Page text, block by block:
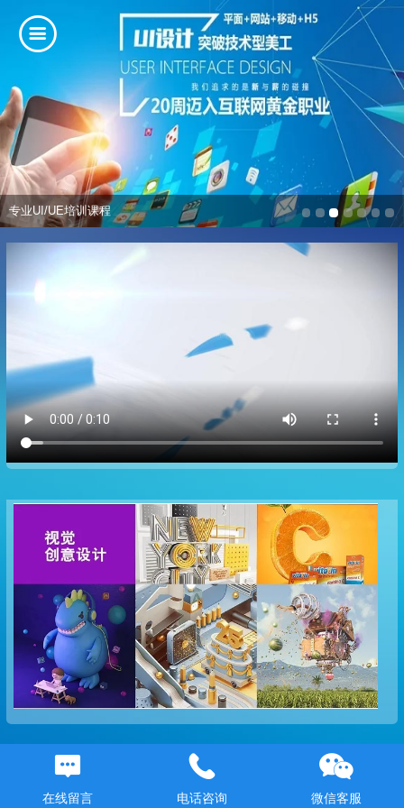
专业UI/UE培训课程
哈尔滨亿美教育专业培训 全部配备iMac
苹果电脑学习更专业的UI设计
下设哈尔滨室内设计培训课程，哈尔滨平面设计培训课程，哈尔滨UI
在线留言 电话咨询 微信客服